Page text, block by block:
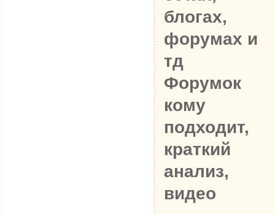
блогах,
форумах и
тд
Форумок
кому
подходит,
краткий
анализ,
видео